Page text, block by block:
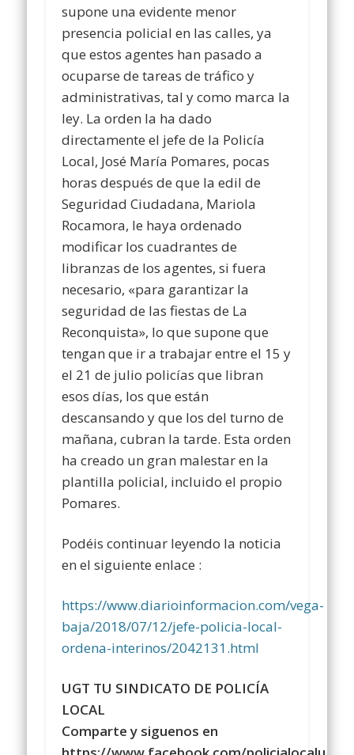
supone una evidente menor
presencia policial en las calles, ya
que estos agentes han pasado a
ocuparse de tareas de tráfico y
administrativas, tal y como marca la
ley. La orden la ha dado
directamente el jefe de la Policía
Local, José María Pomares, pocas
horas después de que la edil de
Seguridad Ciudadana, Mariola
Rocamora, le haya ordenado
modificar los cuadrantes de
libranzas de los agentes, si fuera
necesario, «para garantizar la
seguridad de las fiestas de La
Reconquista», lo que supone que
tengan que ir a trabajar entre el 15 y
el 21 de julio policías que libran
esos días, los que están
descansando y que los del turno de
mañana, cubran la tarde. Esta orden
ha creado un gran malestar en la
plantilla policial, incluido el propio
Pomares.
Podéis continuar leyendo la noticia
en el siguiente enlace :
https://www.diarioinformacion.com/vega-
baja/2018/07/12/jefe-policia-local-
ordena-interinos/2042131.html
UGT TU SINDICATO DE POLICÍA
LOCAL
Comparte y siguenos en